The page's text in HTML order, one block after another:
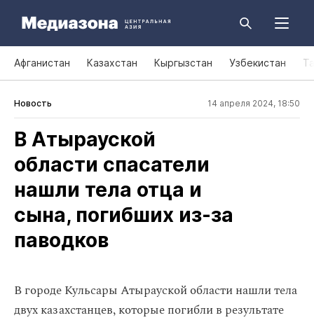
Афганистан Казахстан Кыргызстан Узбекистан
Новость 14 апреля 2024, 18:50
В Атырауской
области спасатели
нашли тела отца и
сына, погибших из‑за
паводков
В городе Кульсары Атырауской области нашли тела
двух казахстанцев, которые погибли в результате